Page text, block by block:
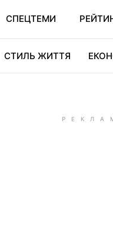
СПЕЦТЕМИ
СТИЛЬ ЖИТТЯ